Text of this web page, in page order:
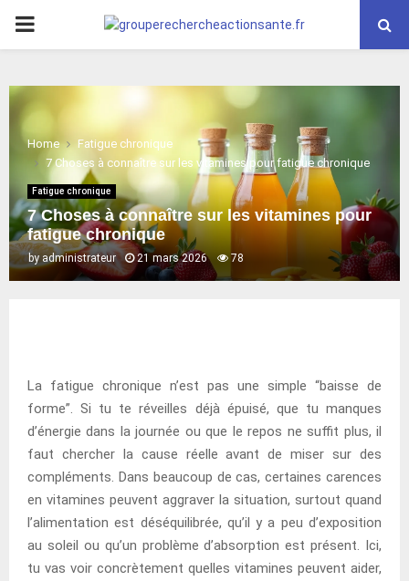
PRIMARY
Home
Fatigue chronique
7 Choses à connaître sur les vitamines pour fatigue chronique
Fatigue chronique
7 Choses à connaître sur les vitamines pour
fatigue chronique
by administrateur 21 mars 2026 78
La fatigue chronique n’est pas une simple “baisse de
forme”. Si tu te réveilles déjà épuisé, que tu manques
d’énergie dans la journée ou que le repos ne suffit plus, il
faut chercher la cause réelle avant de miser sur des
compléments. Dans beaucoup de cas, certaines carences
en vitamines peuvent aggraver la situation, surtout quand
l’alimentation est déséquilibrée, qu’il y a peu d’exposition
au soleil ou qu’un problème d’absorption est présent. Ici,
tu vas voir concrètement quelles vitamines peuvent aider,